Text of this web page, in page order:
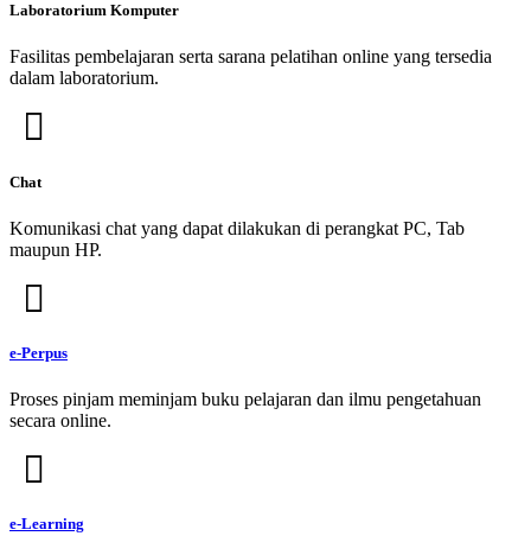
Laboratorium Komputer
Fasilitas pembelajaran serta sarana pelatihan online yang tersedia
dalam laboratorium.
Chat
Komunikasi chat yang dapat dilakukan di perangkat PC, Tab
maupun HP.
e-Perpus
Proses pinjam meminjam buku pelajaran dan ilmu pengetahuan
secara online.
e-Learning